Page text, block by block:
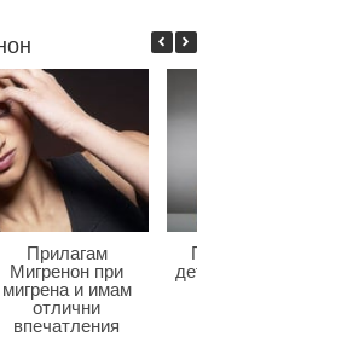
Прилагам
Мигренон при
мигрена и имам
отлични
впечатления
Главоболие в
детската възраст